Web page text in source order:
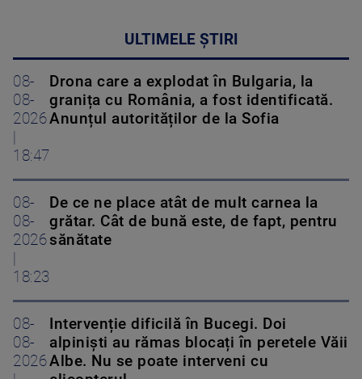
ULTIMELE ȘTIRI
08-
08-
2026
18:47
Drona care a explodat în Bulgaria, la
granița cu România, a fost identificată.
Anunțul autorităților de la Sofia
08-
08-
2026
18:23
De ce ne place atât de mult carnea la
grătar. Cât de bună este, de fapt, pentru
sănătate
08-
08-
2026
Intervenție dificilă în Bucegi. Doi
alpiniști au rămas blocați în peretele Văii
Albe. Nu se poate interveni cu